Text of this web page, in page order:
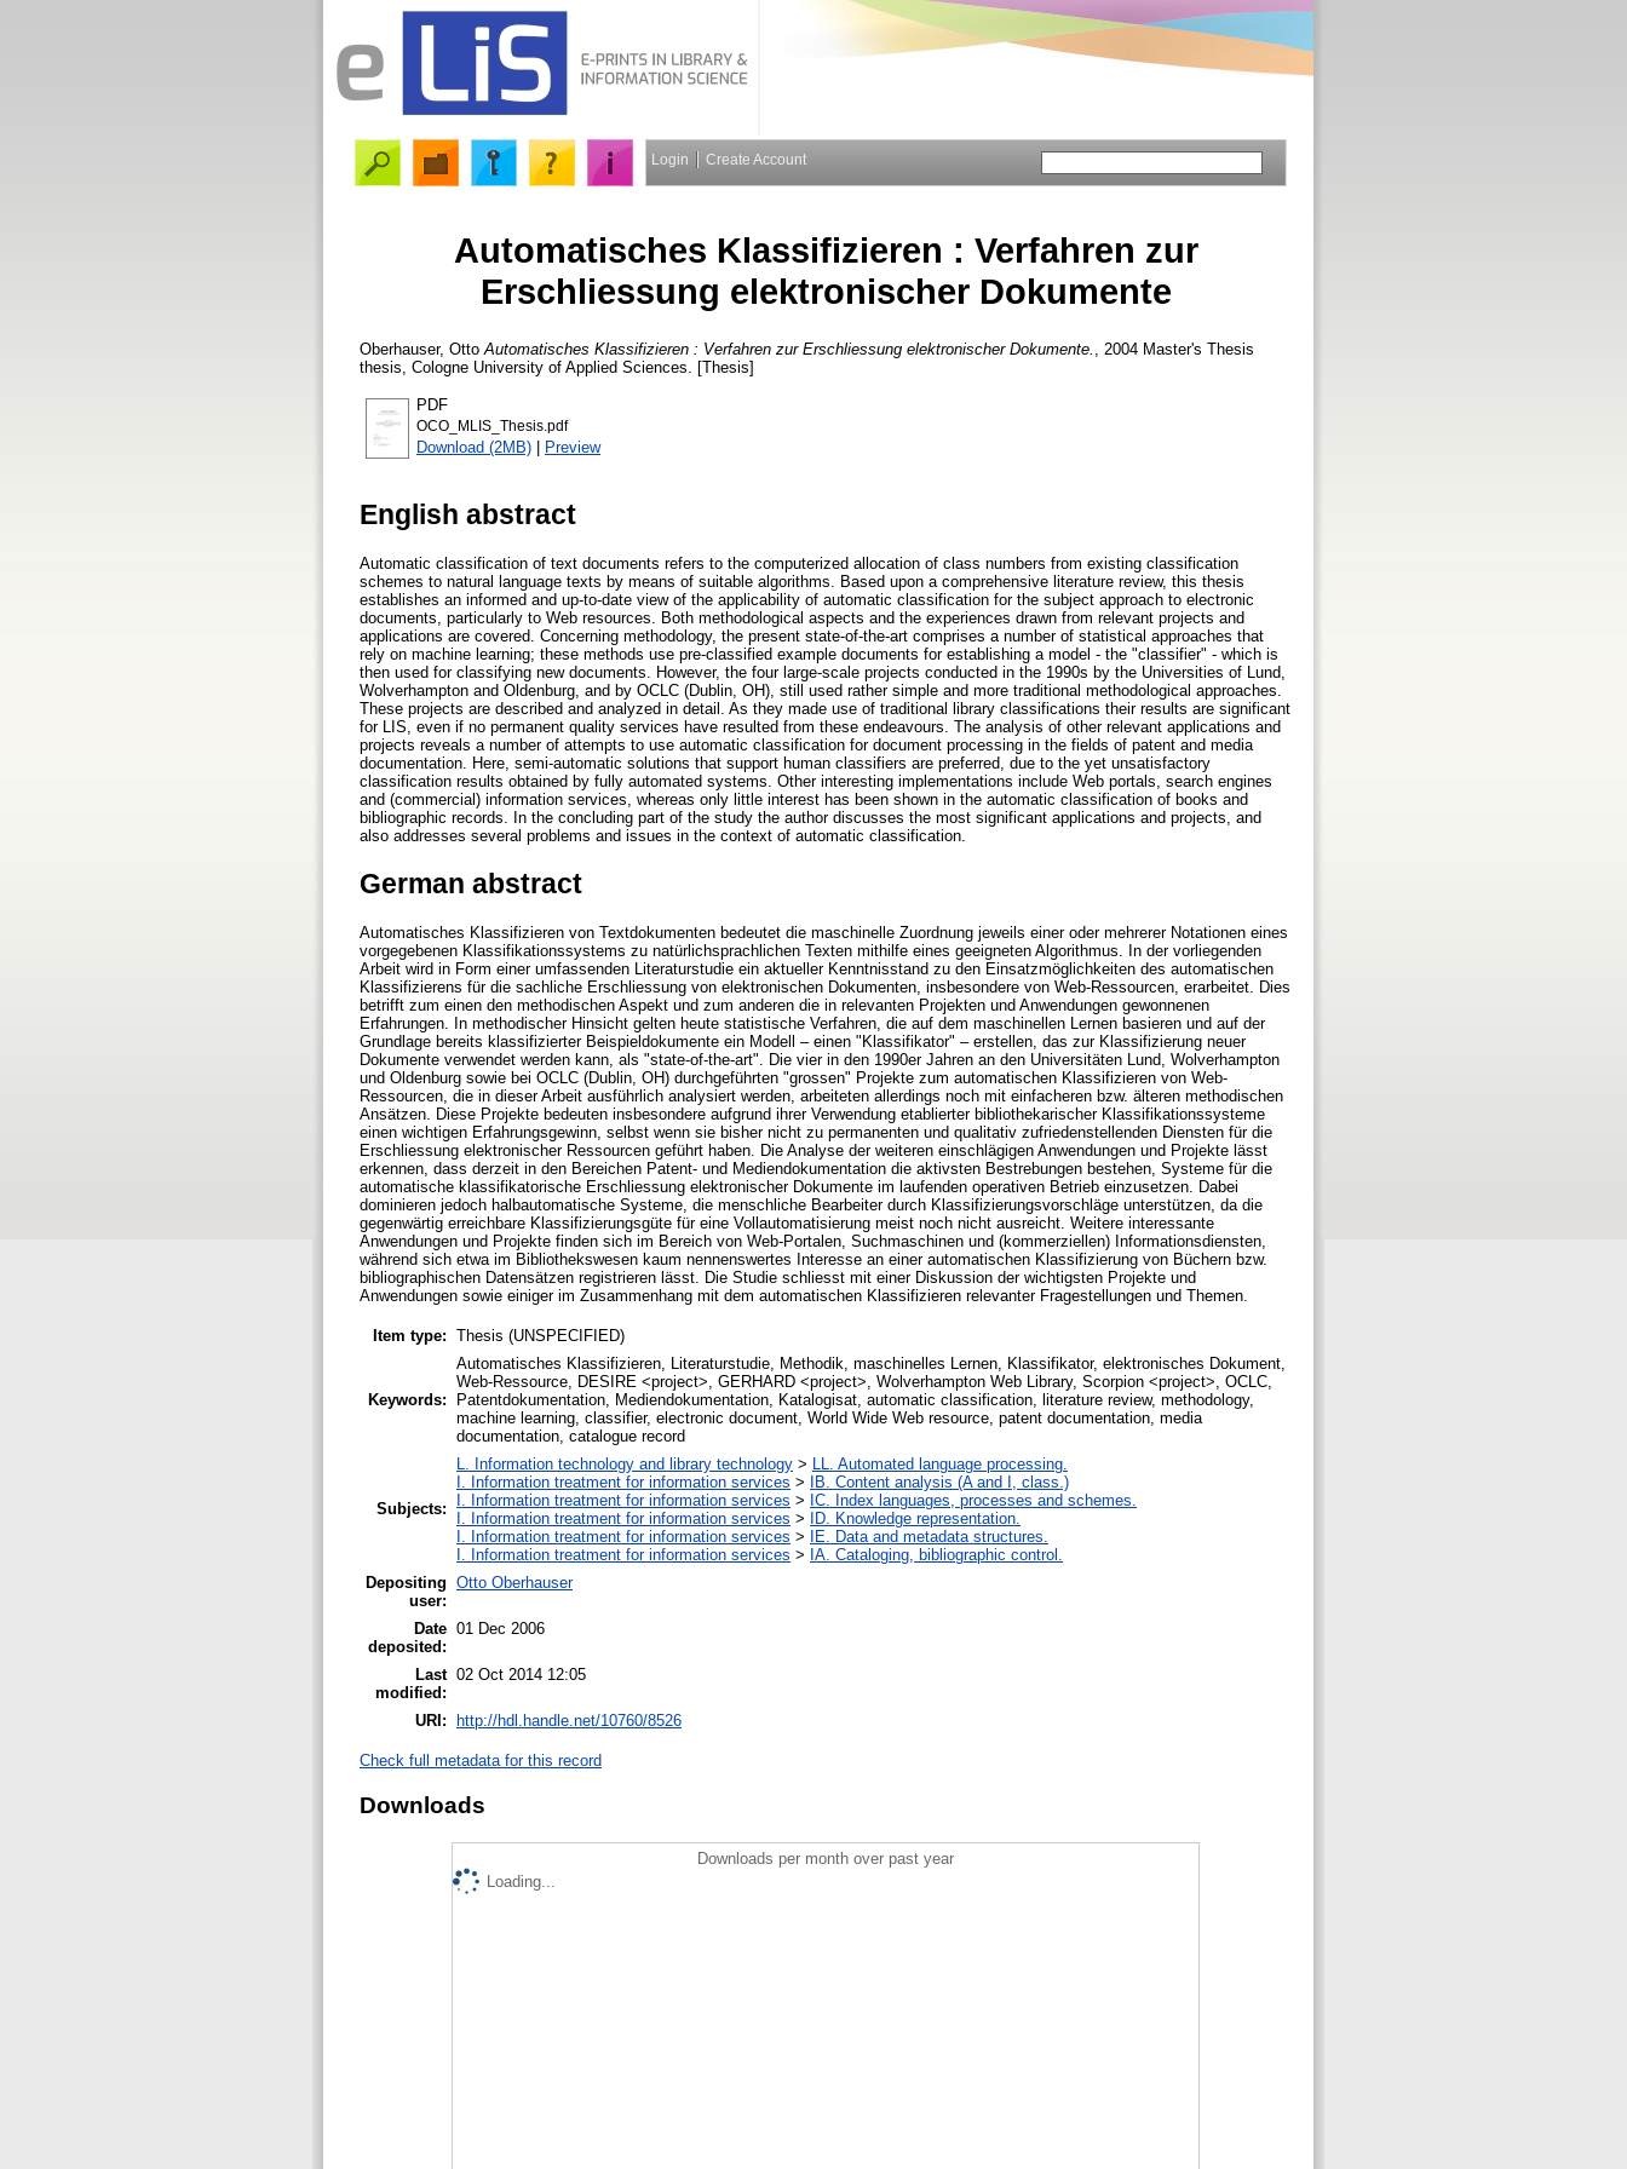
Login Create Account
Automatisches Klassifizieren : Verfahren zur
Erschliessung elektronischer Dokumente
Oberhauser, Otto Automatisches Klassifizieren : Verfahren zur Erschliessung elektronischer Dokumente.
, 2004 Master's Thesis
thesis, Cologne University of Applied Sciences. [Thesis]
PDF
OCO_MLIS_Thesis.pdf
Download (2MB) | Preview
English abstract
Automatic classification of text documents refers to the computerized allocation of class numbers from existing classification
schemes to natural language texts by means of suitable algorithms. Based upon a comprehensive literature review, this thesis
establishes an informed and up-to-date view of the applicability of automatic classification for the subject approach to electronic
documents, particularly to Web resources. Both methodological aspects and the experiences drawn from relevant projects and
applications are covered. Concerning methodology, the present state-of-the-art comprises a number of statistical approaches that
rely on machine learning; these methods use pre-classified example documents for establishing a model - the "classifier" - which is
then used for classifying new documents. However, the four large-scale projects conducted in the 1990s by the Universities of Lund,
Wolverhampton and Oldenburg, and by OCLC (Dublin, OH), still used rather simple and more traditional methodological approaches.
These projects are described and analyzed in detail. As they made use of traditional library classifications their results are significant
for LIS, even if no permanent quality services have resulted from these endeavours. The analysis of other relevant applications and
projects reveals a number of attempts to use automatic classification for document processing in the fields of patent and media
documentation. Here, semi-automatic solutions that support human classifiers are preferred, due to the yet unsatisfactory
classification results obtained by fully automated systems. Other interesting implementations include Web portals, search engines
and (commercial) information services, whereas only little interest has been shown in the automatic classification of books and
bibliographic records. In the concluding part of the study the author discusses the most significant applications and projects, and
also addresses several problems and issues in the context of automatic classification.
German abstract
Automatisches Klassifizieren von Textdokumenten bedeutet die maschinelle Zuordnung jeweils einer oder mehrerer Notationen eines
vorgegebenen Klassifikationssystems zu natürlichsprachlichen Texten mithilfe eines geeigneten Algorithmus. In der vorliegenden
Arbeit wird in Form einer umfassenden Literaturstudie ein aktueller Kenntnisstand zu den Einsatzmöglichkeiten des automatischen
Klassifizierens für die sachliche Erschliessung von elektronischen Dokumenten, insbesondere von Web-Ressourcen, erarbeitet. Dies
betrifft zum einen den methodischen Aspekt und zum anderen die in relevanten Projekten und Anwendungen gewonnenen
Erfahrungen. In methodischer Hinsicht gelten heute statistische Verfahren, die auf dem maschinellen Lernen basieren und auf der
Grundlage bereits klassifizierter Beispieldokumente ein Modell – einen "Klassifikator" – erstellen, das zur Klassifizierung neuer
Dokumente verwendet werden kann, als "state-of-the-art". Die vier in den 1990er Jahren an den Universitäten Lund, Wolverhampton
und Oldenburg sowie bei OCLC (Dublin, OH) durchgeführten "grossen" Projekte zum automatischen Klassifizieren von Web-
Ressourcen, die in dieser Arbeit ausführlich analysiert werden, arbeiteten allerdings noch mit einfacheren bzw. älteren methodischen
Ansätzen. Diese Projekte bedeuten insbesondere aufgrund ihrer Verwendung etablierter bibliothekarischer Klassifikationssysteme
einen wichtigen Erfahrungsgewinn, selbst wenn sie bisher nicht zu permanenten und qualitativ zufriedenstellenden Diensten für die
Erschliessung elektronischer Ressourcen geführt haben. Die Analyse der weiteren einschlägigen Anwendungen und Projekte lässt
erkennen, dass derzeit in den Bereichen Patent- und Mediendokumentation die aktivsten Bestrebungen bestehen, Systeme für die
automatische klassifikatorische Erschliessung elektronischer Dokumente im laufenden operativen Betrieb einzusetzen. Dabei
dominieren jedoch halbautomatische Systeme, die menschliche Bearbeiter durch Klassifizierungsvorschläge unterstützen, da die
gegenwärtig erreichbare Klassifizierungsgüte für eine Vollautomatisierung meist noch nicht ausreicht. Weitere interessante
Anwendungen und Projekte finden sich im Bereich von Web-Portalen, Suchmaschinen und (kommerziellen) Informationsdiensten,
während sich etwa im Bibliothekswesen kaum nennenswertes Interesse an einer automatischen Klassifizierung von Büchern bzw.
bibliographischen Datensätzen registrieren lässt. Die Studie schliesst mit einer Diskussion der wichtigsten Projekte und
Anwendungen sowie einiger im Zusammenhang mit dem automatischen Klassifizieren relevanter Fragestellungen und Themen.
Item type: Thesis (UNSPECIFIED)
Keywords:
Automatisches Klassifizieren, Literaturstudie, Methodik, maschinelles Lernen, Klassifikator, elektronisches Dokument,
Web-Ressource, DESIRE <project>, GERHARD <project>, Wolverhampton Web Library, Scorpion <project>, OCLC,
Patentdokumentation, Mediendokumentation, Katalogisat, automatic classification, literature review, methodology,
machine learning, classifier, electronic document, World Wide Web resource, patent documentation, media
documentation, catalogue record
Subjects:
L. Information technology and library technology >
LL. Automated language processing.
I. Information treatment for information services >
IB. Content analysis (A and I, class.)
I. Information treatment for information services > IC. Index languages, processes and schemes.
I. Information treatment for information services >
ID. Knowledge representation.
I. Information treatment for information services >
IE. Data and metadata structures.
I. Information treatment for information services > IA. Cataloging, bibliographic control.
Depositing
user:
Otto Oberhauser
Date
deposited:
01 Dec 2006
Last
modified:
02 Oct 2014 12:05
URI: http://hdl.handle.net/10760/8526
Check full metadata for this record
Downloads
Downloads per month over past year
Loading...